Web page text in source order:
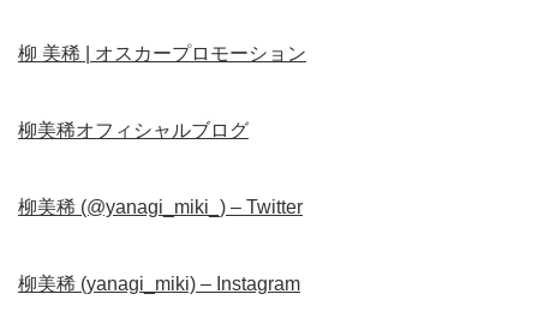
柳 美稀 | オスカープロモーション
柳美稀オフィシャルブログ
柳美稀 (@yanagi_miki_) – Twitter
柳美稀 (yanagi_miki) – Instagram